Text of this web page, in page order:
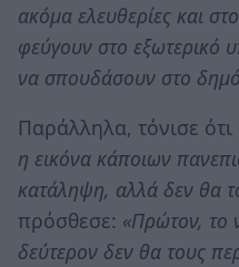
ακόμα ελευθερίες και
φεύγουν στο εξωτερικό
να σπουδάσουν στο
Παράλληλα, τόνισε ότι
η εικόνα κάποιων
κατάληψη, αλλά δεν θα
πρόσθεσε: «Πρώτον, το
δεύτερον δεν θα τους